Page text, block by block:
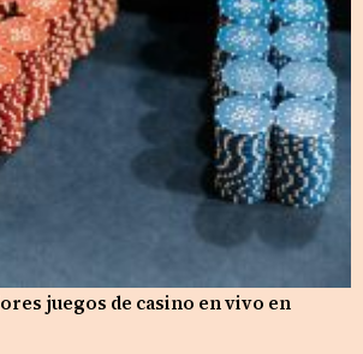
juegos de casino en vivo en